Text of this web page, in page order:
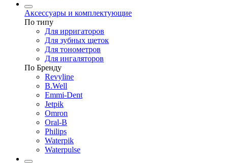
Аксессуары и комплектующие
По типу
Для ирригаторов
Для зубных щеток
Для тонометров
Для ингаляторов
По Бренду
Revyline
B.Well
Emmi-Dent
Jetpik
Omron
Oral-B
Philips
Waterpik
Waterpulse